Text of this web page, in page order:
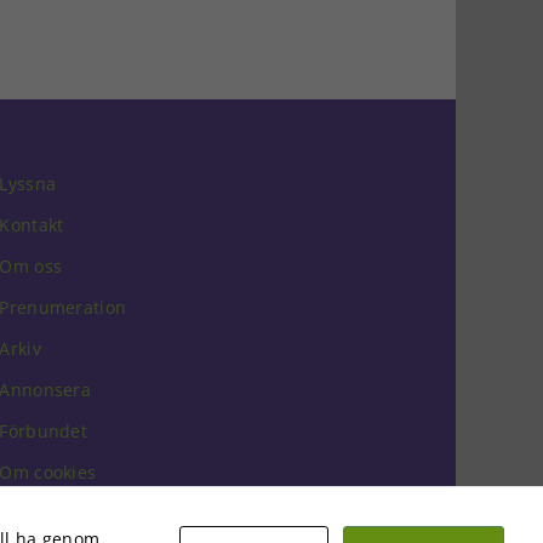
Lyssna
Kontakt
Om oss
Prenumeration
Arkiv
Annonsera
Förbundet
Om cookies